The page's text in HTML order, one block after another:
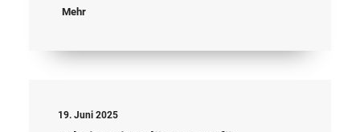
Mehr
19. Juni 2025